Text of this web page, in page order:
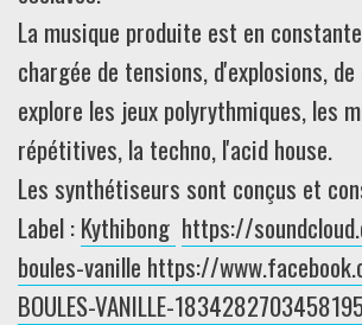
La musique produite est en
chargée de tensions, d'explosions,
explore les jeux polyrythmiques, les
répétitives, la techno, l'acid house.
Les synthétiseurs sont conçus et
Label :Kythibong https://
boules-vanille https://
BOULES-VANILLE-